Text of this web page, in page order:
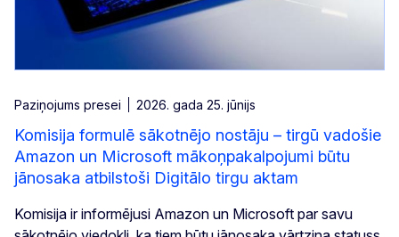
Paziņojums presei 2026. gada 25. jūnijs
Komisija formulē sākotnējo nostāju – tirgū vadošie
Amazon un Microsoft mākoņpakalpojumi būtu
jānosaka atbilstoši Digitālo tirgu aktam
Komisija ir informējusi Amazon un Microsoft par savu